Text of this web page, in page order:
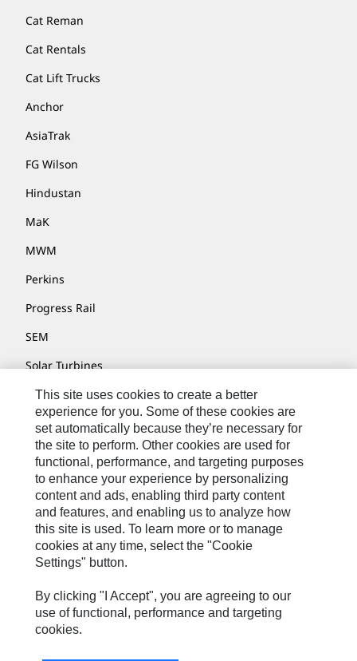
Cat Reman
Cat Rentals
Cat Lift Trucks
Anchor
AsiaTrak
FG Wilson
Hindustan
MaK
MWM
Perkins
Progress Rail
SEM
Solar Turbines
SPM Oil & Gas
Turner Powertrain Systems
Contact
Site Map
Cookie Settings
Legal
Privacy
Cat.com
This site uses cookies to create a better
experience for you. Some of these cookies are
set automatically because they’re necessary for
the site to perform. Other cookies are used for
functional, performance, and targeting purposes
to enhance your experience by personalizing
content and ads, enabling third party content
and features, and enabling us to analyze how
this site is used. To learn more or to manage
cookies at any time, select the "Cookie
Settings" button.
By clicking "I Accept", you are agreeing to our
use of functional, performance and targeting
cookies.